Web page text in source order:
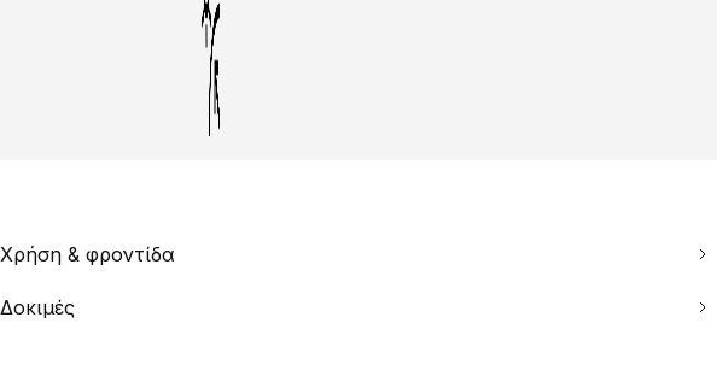
Χρήση & φροντίδα
Δοκιμές